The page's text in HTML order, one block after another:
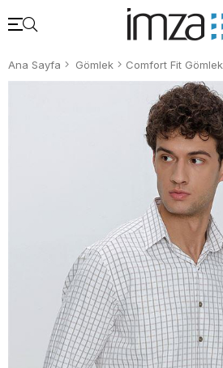
Ana Sayfa Gömlek Comfort Fit Gömlek